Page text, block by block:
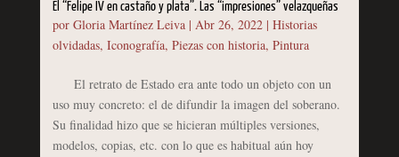
El “Felipe IV en castaño y plata”. Las “impresiones” velazqueñas
por Gloria Martínez Leiva| Abr 26, 2022| Historias
olvidadas, Iconografía, Piezas con historia, Pintura
El retrato de Estado era ante todo un objeto con un
uso muy concreto: el de difundir la imagen del soberano.
Su finalidad hizo que se hicieran múltiples versiones,
modelos, copias, etc. con lo que es habitual aún hoy